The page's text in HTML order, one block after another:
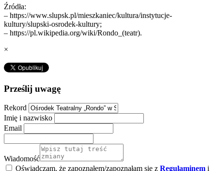
Źródła:
– https://www.slupsk.pl/mieszkaniec/kultura/instytucje-
kultury/slupski-osrodek-kultury;
– https://pl.wikipedia.org/wiki/Rondo_(teatr).
×
Prześlij uwagę
Rekord
Imię i nazwisko
Email
Wiadomość
Oświadczam, że zapoznałem/zapoznałam się z Regulaminem i